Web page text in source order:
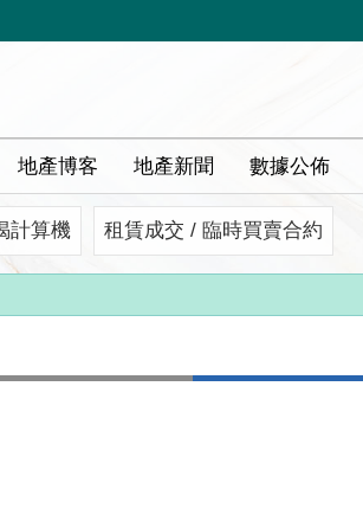
地產博客 地產新聞 數據公佈
計算機 租賃成交 / 臨時買賣合約